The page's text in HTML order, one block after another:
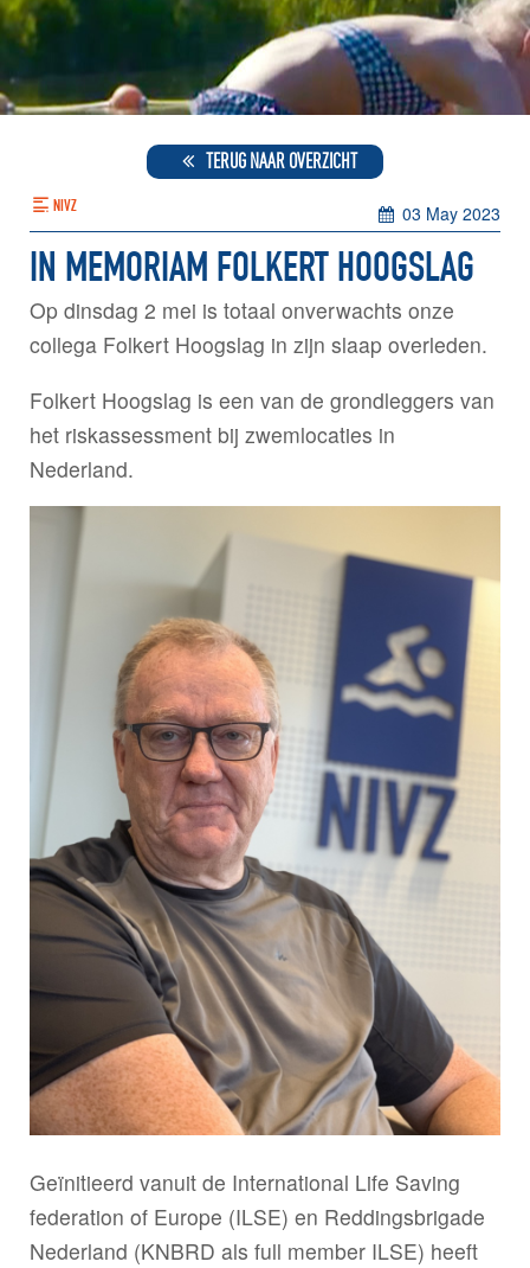
TERUG NAAR OVERZICHT
03 May 2023
NIVZ
IN MEMORIAM FOLKERT HOOGSLAG
Op dinsdag 2 mei is totaal onverwachts onze
collega Folkert Hoogslag in zijn slaap overleden.
Folkert Hoogslag is een van de grondleggers van
het riskassessment bij zwemlocaties in
Nederland.
Geïnitieerd vanuit de International Life Saving
federation of Europe (ILSE) en Reddingsbrigade
Nederland (KNBRD als full member ILSE) heeft